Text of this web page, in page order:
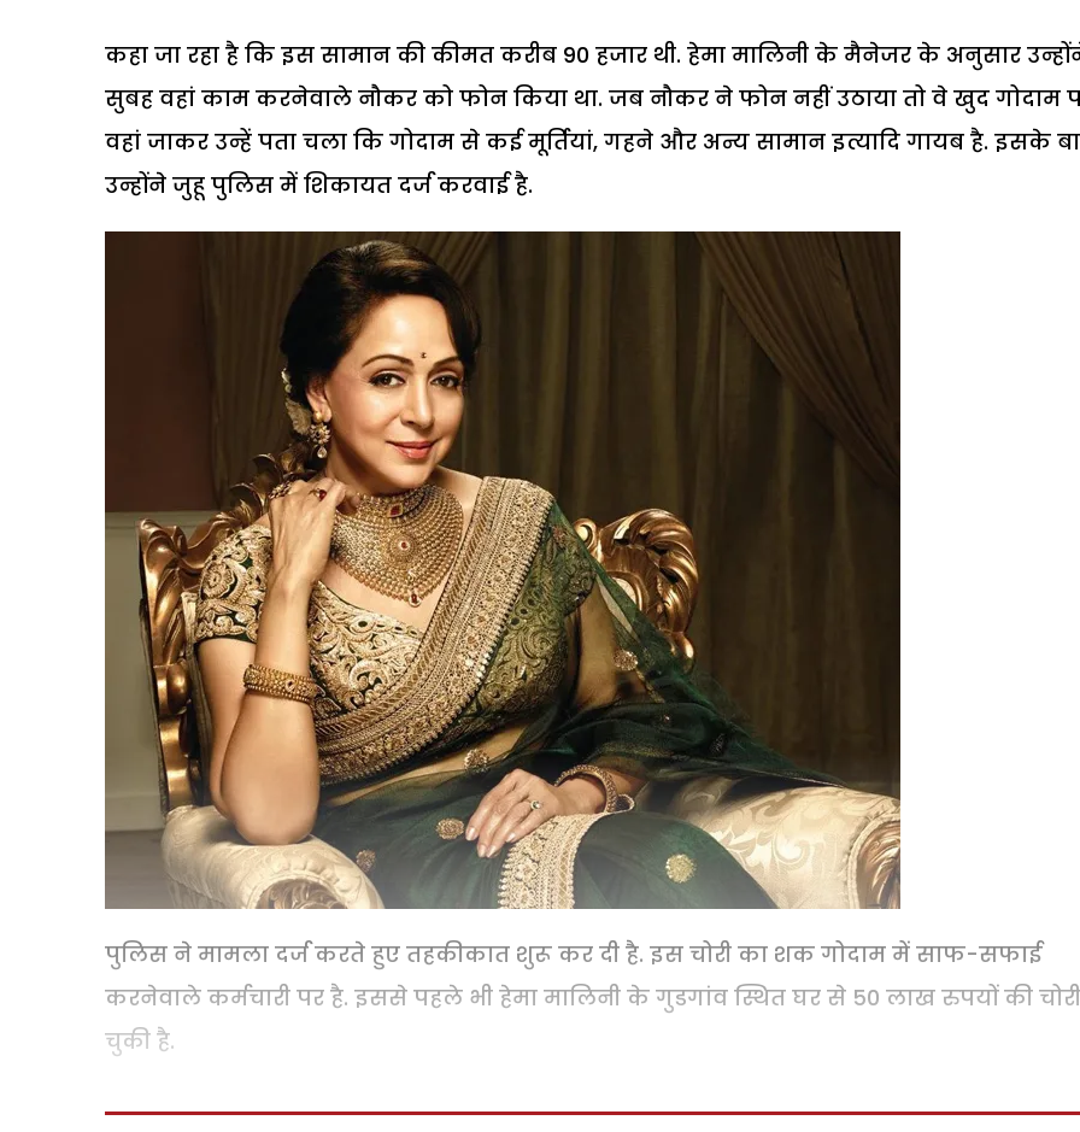
कहा जा रहा है कि इस सामान की कीमत करीब 90 हजार थी. हेमा मालिनी के मैनेजर के अनुसार
सुबह वहां काम करनेवाले नौकर को फोन किया था. जब नौकर ने फोन नहीं उठाया तो वे खुद गोदाम
वहां जाकर उन्हें पता चला कि गोदाम से कई मूर्तियां, गहने और अन्य सामान इत्यादि गायब है. इसके
उन्होंने जुहू पुलिस में शिकायत दर्ज करवाई है.
पुलिस ने मामला दर्ज करते हुए तहकीकात शुरू कर दी है. इस चोरी का शक गोदाम में साफ-सफाई
करनेवाले कर्मचारी पर है. इससे पहले भी हेमा मालिनी के गुडगांव स्थित घर से 50 लाख रुपयों की चोरी
चुकी है.